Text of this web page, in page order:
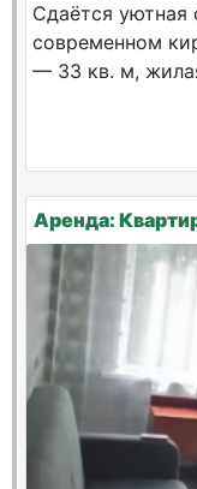
Сдаётся уютная
современном
— 33 кв. м,
Аренда: